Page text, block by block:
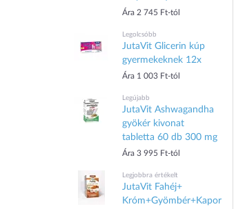
Ára 2 745 Ft-tól
Legolcsóbb
JutaVit Glicerin kúp
gyermekeknek 12x
Ára 1 003 Ft-tól
Legújabb
JutaVit Ashwagandha
gyökér kivonat
tabletta 60 db 300 mg
Ára 3 995 Ft-tól
Legjobbra értékelt
JutaVit Fahéj+
Króm+Gyömbér+Kapormag